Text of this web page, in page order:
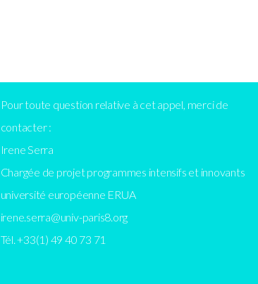
Pour toute question relative à cet appel, merci de
contacter :
Irene Serra
Chargée de projet programmes intensifs et innovants
université européenne ERUA
irene.serra@univ-paris8.org
Tél. +33(1) 49 40 73 71